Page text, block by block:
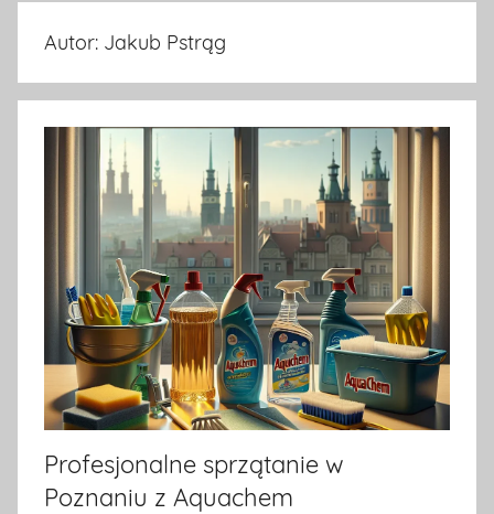
temat
i
akwarystyki.
Zapraszamy!
Autor: Jakub Pstrąg
Profesjonalne sprzątanie w
Poznaniu z Aquachem